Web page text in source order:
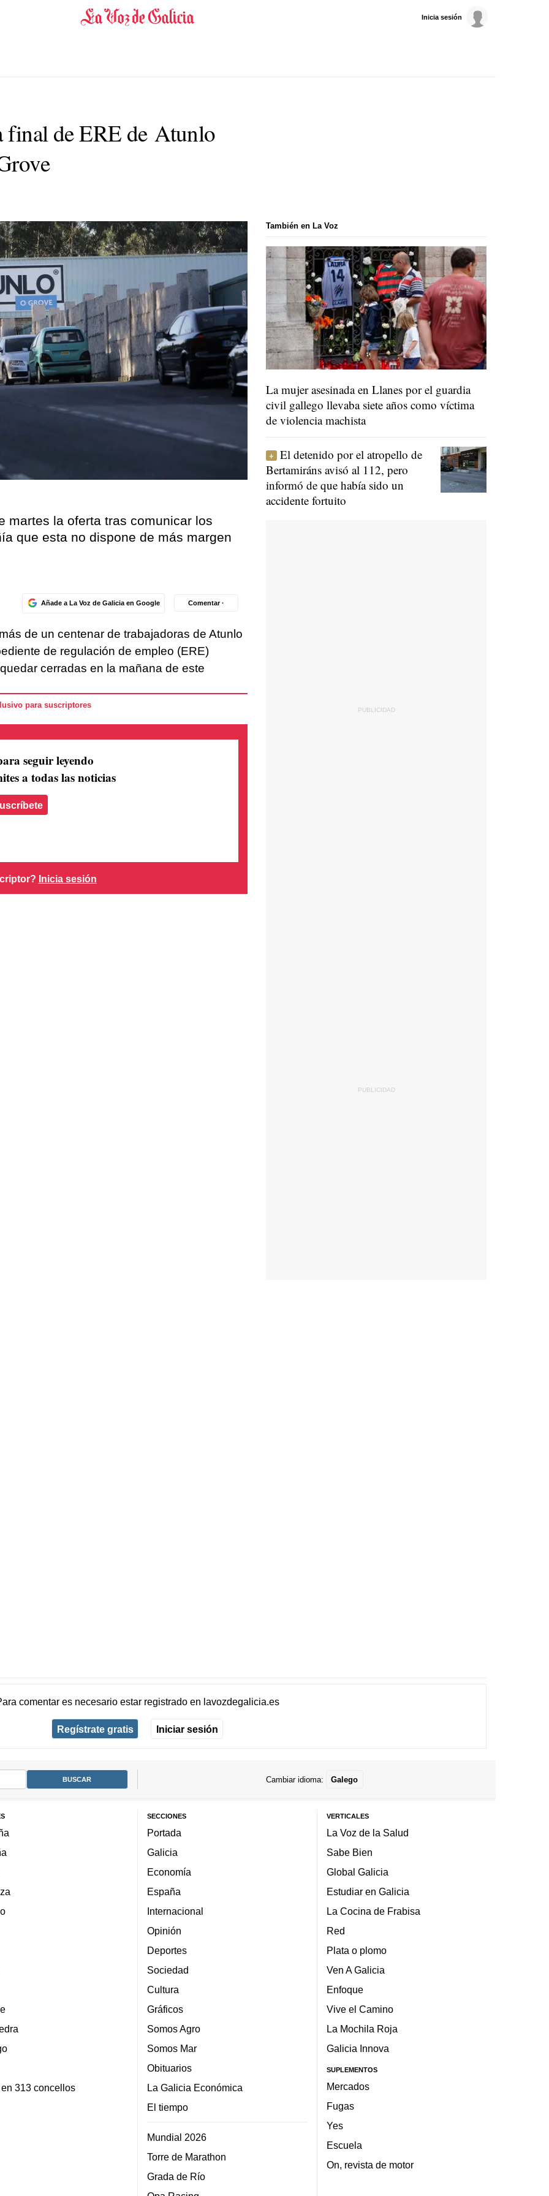
Inicia sesión
final de ERE de Atunlo
martes la oferta tras comunicar los
que esta no dispone de más margen
Añade a La Voz de Galicia en Google Comentar ·
de un centenar de trabajadoras de Atunlo
de regulación de empleo (ERE)
cerradas en la mañana de este
para suscriptores
seguir leyendo
a todas las noticias
Inicia sesión
También en La Voz
La mujer asesinada en Llanes por el guardia
civil gallego llevaba siete años como víctima
de violencia machista
El detenido por el atropello de
Bertamiráns avisó al 112, pero
informó de que había sido un
accidente fortuito
comentar es necesario estar registradoen lavozdegalicia.es
Regístrate gratis Iniciar sesión
Cambiar idioma: Galego
313 concellos
SECCIONES
Portada
Galicia
Economía
España
Internacional
Opinión
Deportes
Sociedad
Cultura
Gráficos
Somos Agro
Somos Mar
Obituarios
La Galicia Económica
El tiempo
Mundial 2026
Torre de Marathon
Grada de Río
VERTICALES
La Voz de la Salud
Sabe Bien
Global Galicia
Estudiar en Galicia
La Cocina de Frabisa
Red
Plata o plomo
Ven A Galicia
Enfoque
Vive el Camino
La Mochila Roja
Galicia Innova
SUPLEMENTOS
Mercados
Fugas
Yes
Escuela
On, revista de motor